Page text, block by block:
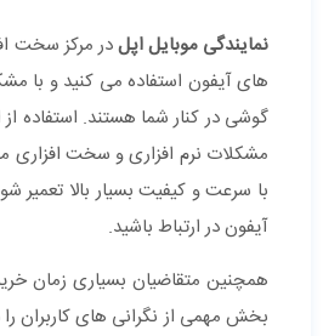
نمایندگی موبایل اپلدر مرکز سخت
های آیفون استفاده می کنید و با
گوشی در کنار شما هستند. استفاده از
مشکلات نرم افزاری و سخت
آیفون در ارتباط باشید.
همچنین متقاضیان بسیاری زمان
بخش مهمی از نگرانی های کاربران